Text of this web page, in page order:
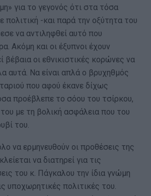
για το γεγονός ότι στα τόσα
πολιτική -και παρά την οξύτητα του
να αντιληφθεί αυτό που
Ακόμη και οι έξυπνοι έχουν
οι εθνικιστικές κορώνες να
αυτά. Να είναι απλά ο βρυχηθμός
που αφού έκανε δίχως
προέβλεπε το σόου του τσίρκου,
του με τη βολική ασφάλεια που του
του.
να ερμηνευθούν οι προθέσεις της
να διατηρεί για τις
του κ. Πάγκαλου την ίδια γνώμη
υποχωρητικές πολιτικές του.